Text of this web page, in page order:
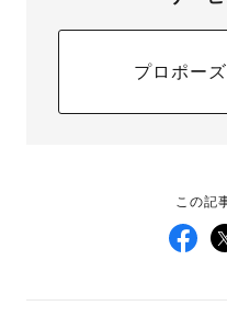
プロポー
この記